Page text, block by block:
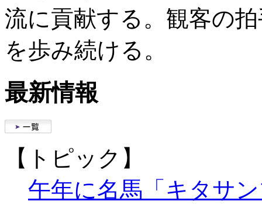
流に貢献する。観客の
を歩み続ける。
最新情報
【トピック】
午年に名馬「キタサ